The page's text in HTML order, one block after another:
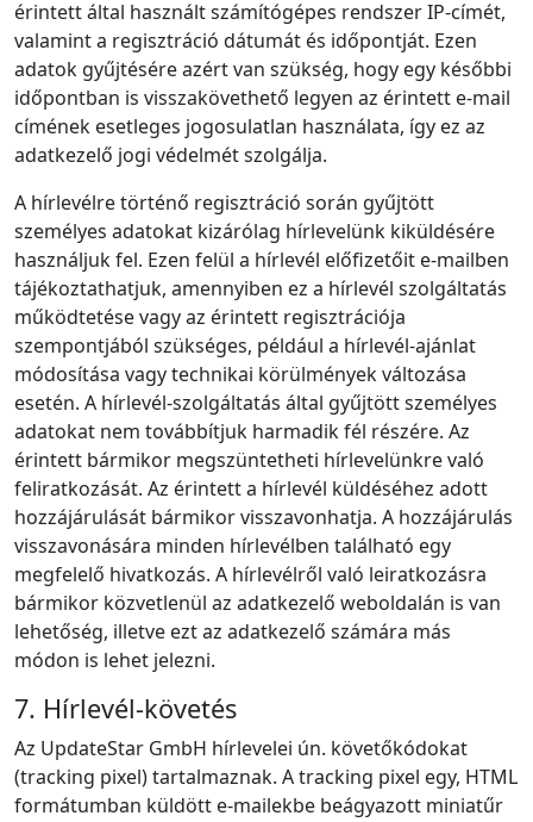
érintett által használt számítógépes rendszer IP‑címét,
valamint a regisztráció dátumát és időpontját. Ezen
adatok gyűjtésére azért van szükség, hogy egy későbbi
időpontban is visszakövethető legyen az érintett e‑mail
címének esetleges jogosulatlan használata, így ez az
adatkezelő jogi védelmét szolgálja.
A hírlevélre történő regisztráció során gyűjtött
személyes adatokat kizárólag hírlevelünk kiküldésére
használjuk fel. Ezen felül a hírlevél előfizetőit e‑mailben
tájékoztathatjuk, amennyiben ez a hírlevél szolgáltatás
működtetése vagy az érintett regisztrációja
szempontjából szükséges, például a hírlevél‑ajánlat
módosítása vagy technikai körülmények változása
esetén. A hírlevél‑szolgáltatás által gyűjtött személyes
adatokat nem továbbítjuk harmadik fél részére. Az
érintett bármikor megszüntetheti hírlevelünkre való
feliratkozását. Az érintett a hírlevél küldéséhez adott
hozzájárulását bármikor visszavonhatja. A hozzájárulás
visszavonására minden hírlevélben található egy
megfelelő hivatkozás. A hírlevélről való leiratkozásra
bármikor közvetlenül az adatkezelő weboldalán is van
lehetőség, illetve ezt az adatkezelő számára más
módon is lehet jelezni.
7. Hírlevél‑követés
Az UpdateStar GmbH hírlevelei ún. követőkódokat
(tracking pixel) tartalmaznak. A tracking pixel egy, HTML
formátumban küldött e‑mailekbe beágyazott miniatűr